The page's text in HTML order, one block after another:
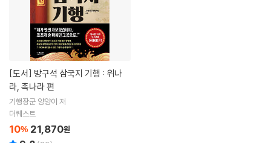
[도서]
라, 촉나라 편
기행장군 양양이 저
더퀘스트
10% 21,870원